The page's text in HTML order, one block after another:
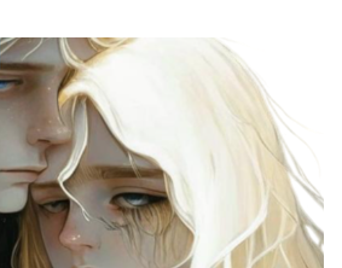
чувствовали вашу
понимали вашу потребность в
вас чуткими к нуждам семьи. Вы
Водолеи любят
обсуждать темы, делиться
баланс и иметь время для